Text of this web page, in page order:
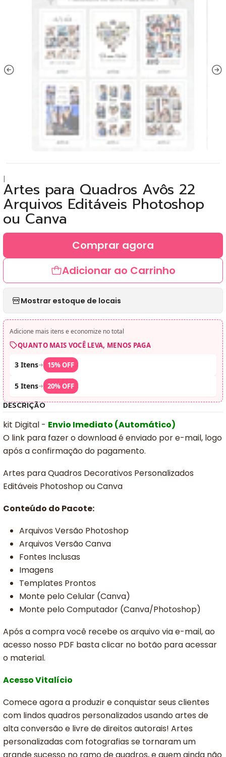
|Artes para Quadros Avôs 22
Arquivos Editáveis Photoshop
ou Canva
Adicionar ao Carrinho
Comprar agora
Mostrar estoque de locais
Adicione mais itens e economize no total
QUANTO MAIS VOCÊ LEVA, MENOS PAGA
3 Itens➜ 15% OFF
5 Itens➜ 20% OFF
DESCRIÇÃO
kit Digital - Envio Imediato (Automático)
O link para fazer o download é enviado por e-mail, logo
após a confirmação do pagamento.
Artes para Quadros Decorativos Personalizados
Editáveis Photoshop ou Canva
Conteúdo do Pacote:
Arquivos Versão Photoshop
Arquivos Versão Canva
Fontes Inclusas
Imagens
Templates Prontos
Monte pelo Celular (Canva)
Monte pelo Computador (Canva/Photoshop)
Após a compra você recebe os arquivo via e-mail, ao
acesso nosso PDF basta clicar no botão para acessar
o material.
AcessoVitalício
Comece agora a produzir e conquistar seus clientes
com lindos quadros personalizados usando artes de
alta conversão e livre de direitos autorais! Artes
personalizadas com fotografias se tornaram um